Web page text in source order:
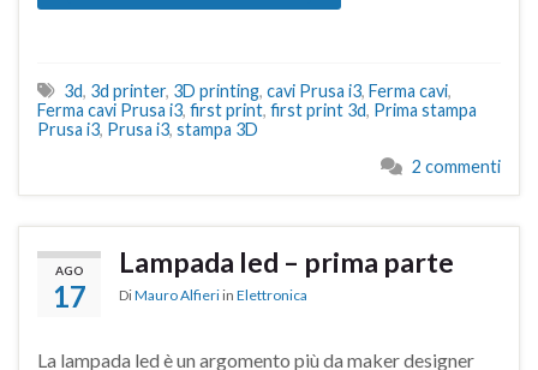
3d, 3d printer, 3D printing, cavi Prusa i3, Ferma cavi,
Ferma cavi Prusa i3, first print, first print 3d, Prima stampa
Prusa i3, Prusa i3, stampa 3D
2 commenti
AGO
17
Lampada led – prima parte
DiMauro Alfieri in Elettronica
La lampada led è un argomento più da maker designer